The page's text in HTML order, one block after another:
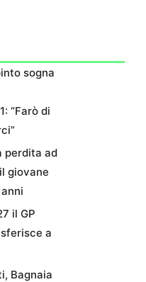
sogna
“Farò di
perdita ad
giovane
il GP
a
Bagnaia